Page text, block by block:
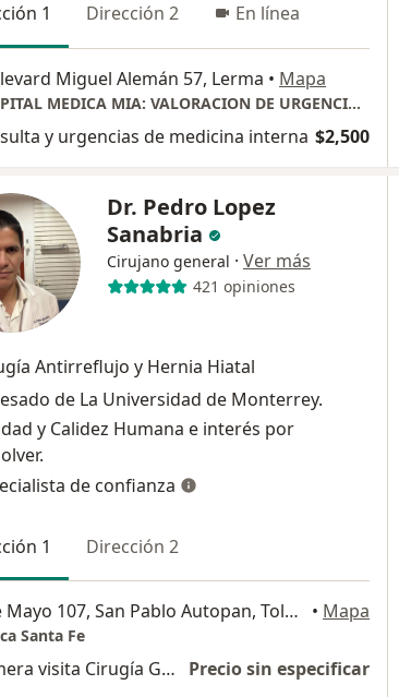
1
Dirección 2 En línea
Miguel Alemán 57, Lerma • Mapa
HOSPITAL MEDICA MIA: VALORACION DE URGENCIAS O CONSULTA NOCTURNA
y urgencias de medicina interna $2,500
Dr. Pedro Lopez
Sanabria
Cirujano general · Ver más
421 opiniones
Antirreflujo y Hernia Hiatal
de La Universidad de Monterrey.
y Calidez Humana e interés por
de confianza
1 Dirección 2
5 de Mayo 107, San Pablo Autopan, Toluca • Mapa
Santa Fe
Primera visita Cirugía General Precio sin especificar